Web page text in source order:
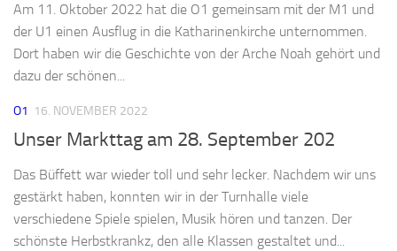
Am 11. Oktober 2022 hat die O1 gemeinsam mit der M1 und
der U1 einen Ausflug in die Katharinenkirche unternommen.
Dort haben wir die Geschichte von der Arche Noah gehört und
dazu der schönen...
O1 16. NOVEMBER 2022
Unser Markttag am 28. September 202
Das Büffett war wieder toll und sehr lecker. Nachdem wir uns
gestärkt haben, konnten wir in der Turnhalle viele
verschiedene Spiele spielen, Musik hören und tanzen. Der
schönste Herbstkrankz, den alle Klassen gestaltet und...